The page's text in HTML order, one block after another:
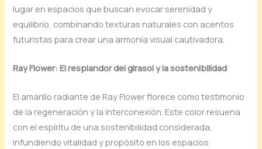
lugar en espacios que buscan evocar serenidad y
equilibrio, combinando texturas naturales con acentos
futuristas para crear una armonía visual cautivadora.
Ray Flower: El resplandor del girasol y la sostenibilidad
El amarillo radiante de Ray Flower florece como testimonio
de la regeneración y la interconexión. Este color resuena
con el espíritu de una sostenibilidad considerada,
infundiendo vitalidad y propósito en los espacios